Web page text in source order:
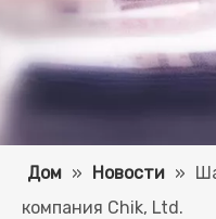
Дом » Новости »
компания Chik, Ltd.